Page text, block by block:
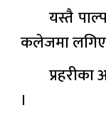
यस्तै
कलेजमा
।